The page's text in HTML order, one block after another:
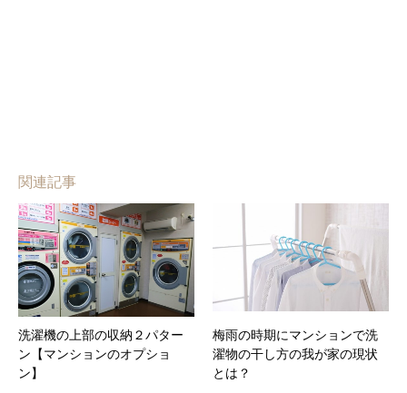
関連記事
洗濯機の上部の収納２パター
ン【マンションのオプショ
ン】
梅雨の時期にマンションで洗
濯物の干し方の我が家の現状
とは？